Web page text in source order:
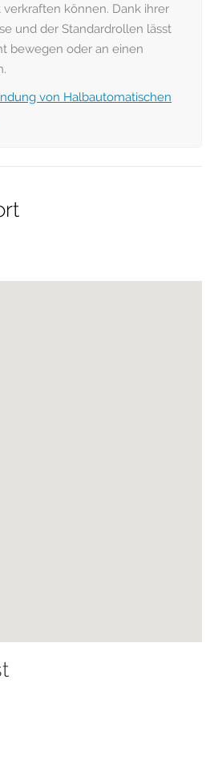
können. Dank ihrer
und der Standardrollen lässt
bewegen oder an einen
von Halbautomatischen